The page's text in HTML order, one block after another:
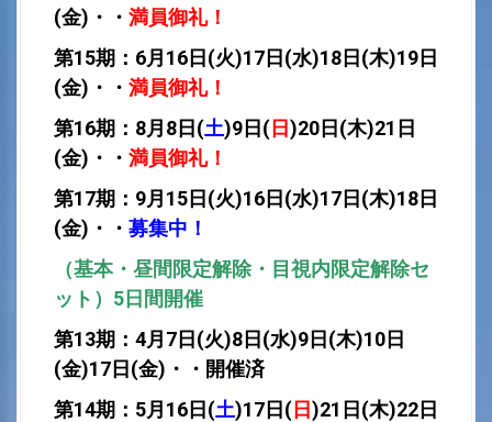
(金)・・ 満員御礼！
第15期：6月16日(火)17日(水)18日(木)19日
(金)・・ 満員御礼！
第16期：8月8日(土)9日(日)20日(木)21 日
(金)・・ 満員御礼！
第17期：9月15日(火)16日(水)17日(木)18日
(金)・・ 募集中！
（基本・昼間限定解除・目視内限定解除セ
ット）5日間開催
第13期：4月7日(火)8日(水)9日(木)10日
(金)17日(金)・・開催済
第14期：5月16日(土)17日(日)21日(木)22日